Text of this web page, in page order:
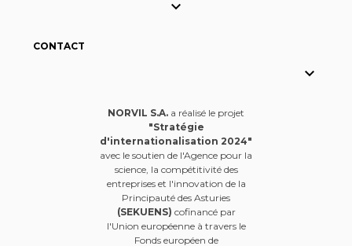

CONTACT

NORVIL S.A. a réalisé le projet
"Stratégie
d'internationalisation 2024"
avec le soutien de l'Agence pour la
science, la compétitivité des
entreprises et l'innovation de la
Principauté des Asturies
(SEKUENS) cofinancé par
l'Union européenne à travers le
Fonds européen de